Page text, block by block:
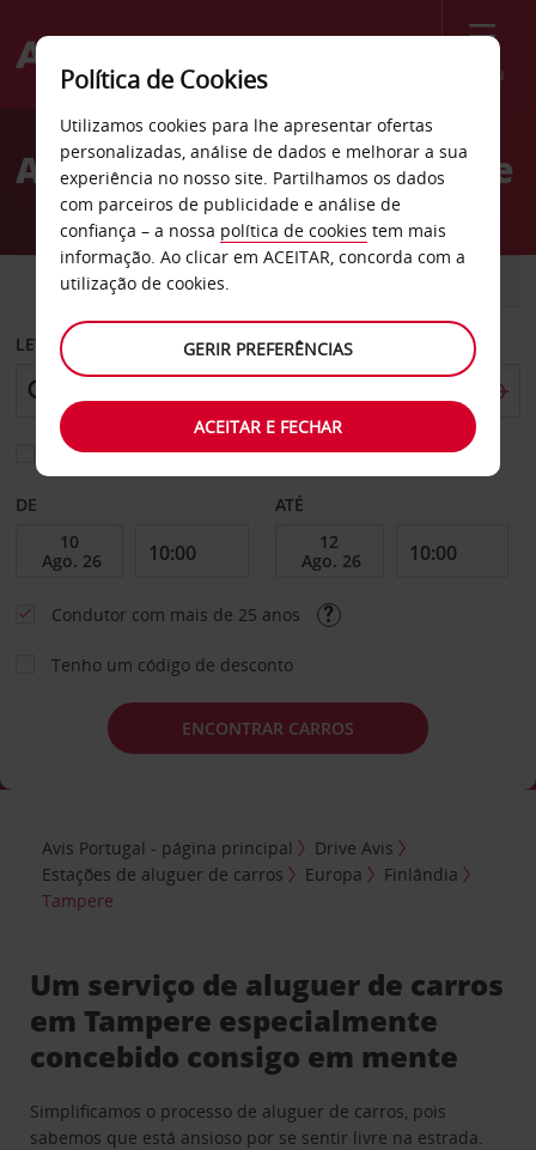
Menu
Welcome
AvisAluguer de carros Tampere
CARRO
LEVANTAR EM
Escolher uma estação de devolução diferente
DE ATÉ
Condutor com mais de 25 anos
Tenho um código de desconto
ENCONTRAR CARROS
Avis Portugal - página principal
Drive Avis
Estações de aluguer de carros
Europa
Finlândia
Tampere
Um serviço de aluguer de carros
em Tampere especialmente
concebido consigo em mente
Simplificamos o processo de aluguer de carros, pois
sabemos que está ansioso por se sentir livre na estrada.
Política de Cookies
Utilizamos cookies para lhe apresentar ofertas
personalizadas, análise de dados e melhorar a sua
experiência no nosso site. Partilhamos os dados
com parceiros de publicidade e análise de
confiança – a nossa política de cookies tem mais
informação. Ao clicar em ACEITAR, concorda com a
utilização de cookies.
GERIR PREFERÊNCIAS
ACEITAR E FECHAR